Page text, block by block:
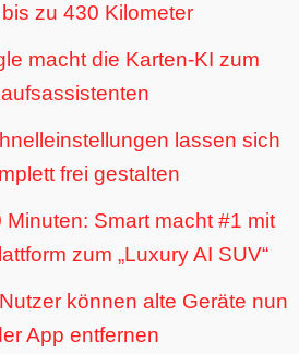
zu 430 Kilometer
macht die Karten-KI zum
lassen sich
frei gestalten
Minuten: Smart macht #1 mit
zum „Luxury AI SUV“
können alte Geräte nun
App entfernen